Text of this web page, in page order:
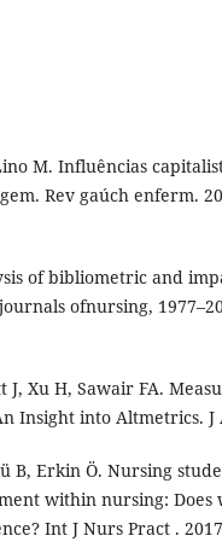
M. Influências
Rev gaúch enferm.
of bibliometric and
ofnursing,
Xu H, Sawair FA.
Insight into Altmetrics. J
B, Erkin Ö. Nursing
within nursing: Does
Int J Nurs Pract .